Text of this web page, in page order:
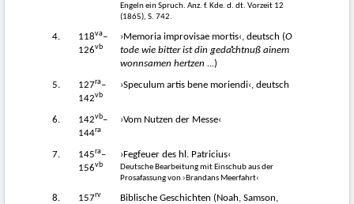
Engeln ein Spruch. Anz. f. Kde. d. dt. Vorzeit 12
(1865), S. 742.
4. 118va–
126vb
›Memoria improvisae mortis‹, deutsch (O
tode wie bitter ist din gedaͤchtnuß ainem
wonnsamen hertzen ...)
5. 127ra–
142vb
›Speculum artis bene moriendi‹, deutsch
6. 142vb–
144ra
›Vom Nutzen der Messe‹
7. 145ra–
156vb
›Fegfeuer des hl. Patricius‹
Deutsche Bearbeitung mit Einschub aus der
Prosafassung von ›Brandans Meerfahrt‹
8. 157rv
Biblische Geschichten (Noah, Samson,